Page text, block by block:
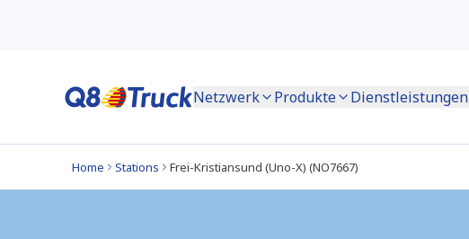
Netzwerk Produkte Dienstleistungen
Home Stations Frei-Kristiansund (Uno-X) (NO7667)